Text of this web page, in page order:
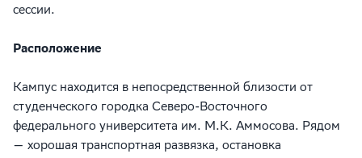
сессии.
Расположение
Кампус находится в непосредственной близости от
студенческого городка Северо-Восточного
федерального университета им. М.К. Аммосова. Рядом
— хорошая транспортная развязка, остановка